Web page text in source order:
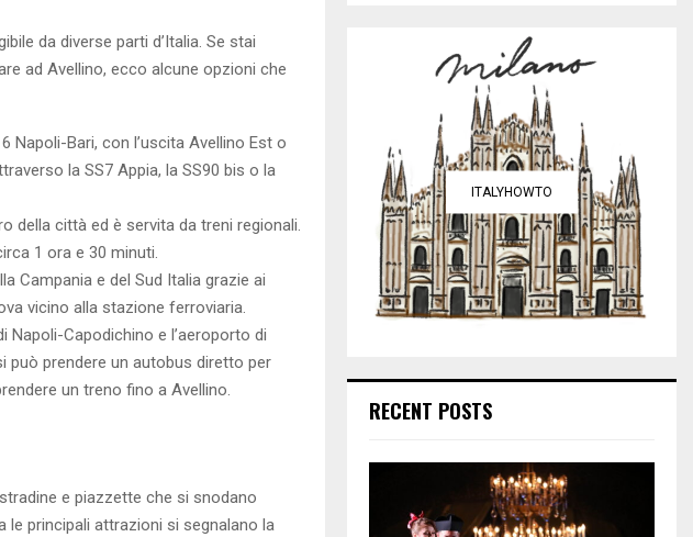
da diverse parti d’Italia. Se stai
ad Avellino, ecco alcune opzioni che
Napoli-Bari, con l’uscita Avellino Est o
la SS7 Appia, la SS90 bis o la
della città ed è servita da treni regionali.
1 ora e 30 minuti.
Campania e del Sud Italia grazie ai
vicino alla stazione ferroviaria.
Napoli-Capodichino e l’aeroporto di
può prendere un autobus diretto per
un treno fino a Avellino.
e piazzette che si snodano
le principali attrazioni si segnalano la
ITALYHOWTO
RECENT POSTS